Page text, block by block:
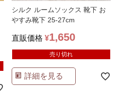
シルク ルームソックス 靴下 お
やすみ靴下 25-27cm
直販価格 ¥1,650
売り切れ
詳細を見る